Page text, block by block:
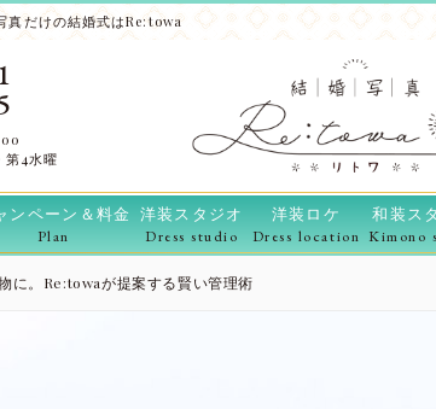
真だけの結婚式はRe:towa
第4水曜
ンペーン＆料金
Plan
洋装スタジオ
Dress studio
洋装ロケ
Dress location
和装ス
Kimono
に。Re:towaが提案する賢い管理術